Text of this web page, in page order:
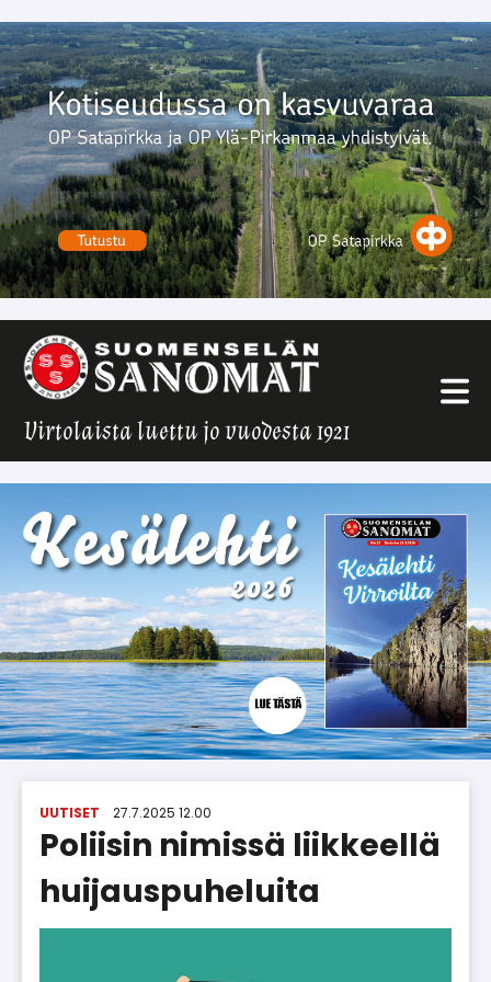
Virtolaista luettu jo vuodesta 1921
UUTISET 27.7.2025 12.00
Poliisin nimissä liikkeellä
huijauspuheluita